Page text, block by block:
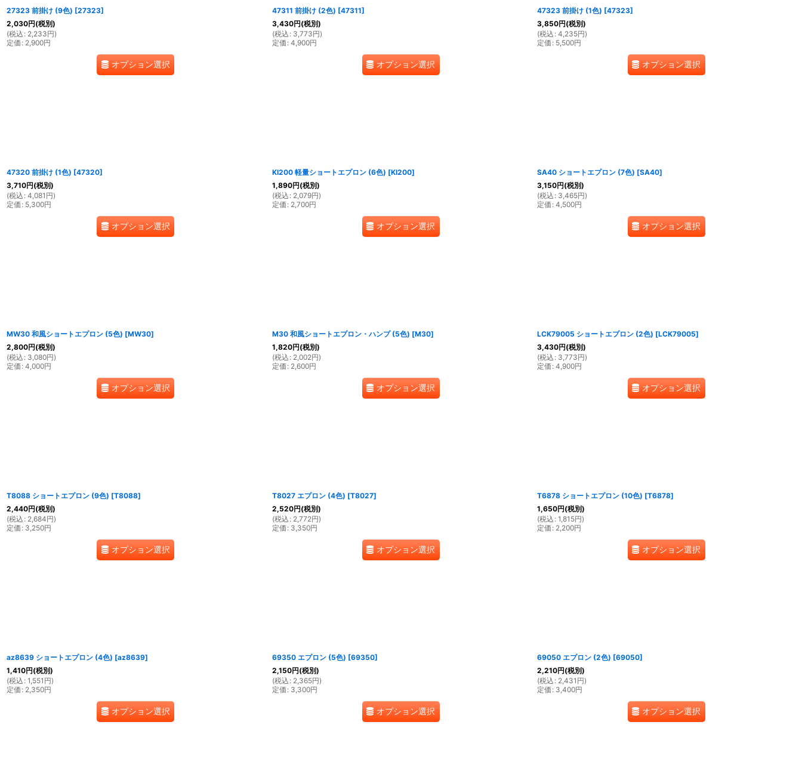
27323 前掛け (9色) [27323]
2,030円(税別)
(税込 : 2,233円)
定価 : 2,900円
オプション選択
47311 前掛け (2色) [47311]
3,430円(税別)
(税込 : 3,773円)
定価 : 4,900円
オプション選択
47323 前掛け (1色) [47323]
3,850円(税別)
(税込 : 4,235円)
定価 : 5,500円
オプション選択
47320 前掛け (1色) [47320]
3,710円(税別)
(税込 : 4,081 円)
定価 : 5,300円
オプション選択
KI200 軽量ショートエプロン (6色) [KI200]
1,890円(税別)
(税込 : 2,079円)
定価 : 2,700円
オプション選択
SA40 ショートエプロン (7色) [SA40]
3,150円(税別)
(税込 : 3,465円)
定価 : 4,500円
オプション選択
MW30 和風ショートエプロン (5色) [MW30]
2,800円(税別)
(税込 : 3,080円)
定価 : 4,000円
オプション選択
M30 和風ショートエプロン・ハンプ (5色) [M30]
1,820円(税別)
(税込 : 2,002円)
定価 : 2,600円
オプション選択
LCK79005 ショートエプロン (2色) [LCK79005]
3,430円(税別)
(税込 : 3,773円)
定価 : 4,900円
オプション選択
T8088 ショートエプロン (9色) [T8088]
2,440円(税別)
(税込 : 2,684円)
定価 : 3,250円
オプション選択
T8027 エプロン (4色) [T8027]
2,520円(税別)
(税込 : 2,772円)
定価 : 3,350円
オプション選択
T6878 ショートエプロン (10色) [T6878]
1,650円(税別)
(税込 : 1,815円)
定価 : 2,200円
オプション選択
az8639 ショートエプロン (4色) [az8639]
1,410円(税別)
(税込 : 1,551 円)
定価 : 2,350円
オプション選択
69350 エプロン (5色) [69350]
2,150円(税別)
(税込 : 2,365円)
定価 : 3,300円
オプション選択
69050 エプロン (2色) [69050]
2,210円(税別)
(税込 : 2,431 円)
定価 : 3,400円
オプション選択